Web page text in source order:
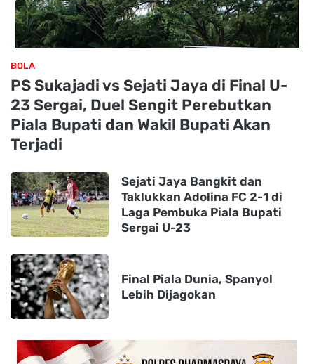
BOLA
PS Sukajadi vs Sejati Jaya di Final U-
23 Sergai, Duel Sengit Perebutkan
Piala Bupati dan Wakil Bupati Akan
Terjadi
Sejati Jaya Bangkit dan
Taklukkan Adolina FC 2-1 di
Laga Pembuka Piala Bupati
Sergai U-23
Final Piala Dunia, Spanyol
Lebih Dijagokan